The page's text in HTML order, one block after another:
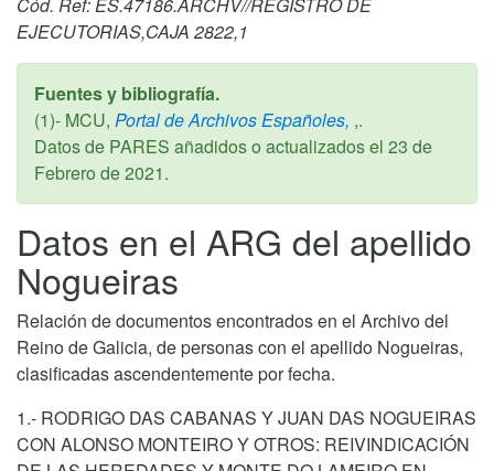
EJECUTORIAS,CAJA 2822,1
Fuentes y bibliografía.
(1)- MCU, Portal de Archivos Españoles, ,.
Datos de PARES añadidos o actualizados el 23 de
Febrero de 2021.
Datos en el ARG del apellido
Nogueiras
Relación de documentos encontrados en el Archivo del
Reino de Galicia, de personas con el apellido Nogueiras,
clasificadas ascendentemente por fecha.
1.- RODRIGO DAS CABANAS Y JUAN DAS NOGUEIRAS
CON ALONSO MONTEIRO Y OTROS: REIVINDICACIÓN